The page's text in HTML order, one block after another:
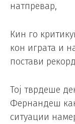
натпревар,
Кин го
кон играта и
постави
Тој тврдеше
Фернандеш
ситуации